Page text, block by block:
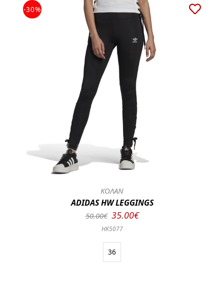
-30%
ΚΟΛΑΝ
ADIDAS HW LEGGINGS
50.00€ 35.00€
HK5077
36